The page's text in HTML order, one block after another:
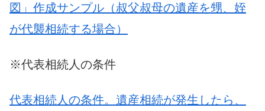
図」作成サンプル（叔父叔母の遺産を甥、姪
が代襲相続する場合）
※代表相続人の条件
代表相続人の条件。遺産相続が発生したら、